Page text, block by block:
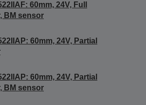
60mm, 24V, Full
BM sensor
60mm, 24V, Partial
60mm, 24V, Partial
BM sensor